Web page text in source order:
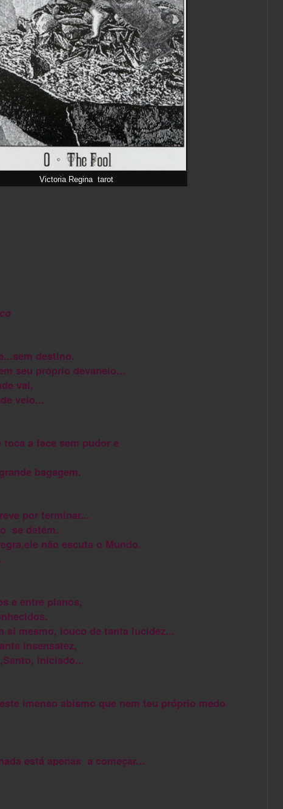
Victoria Regina tarot
destino.
seu próprio devaneio...
vai,
veio...
a face sem pudor e
bagagem.
por terminar...
se detém.
não escuta o Mundo.
e entre planos,
si mesmo, louco de tanta lucidez...
insensatez,
Iniciado...
imenso abismo que nem teu próprio medo
está apenas a começar...